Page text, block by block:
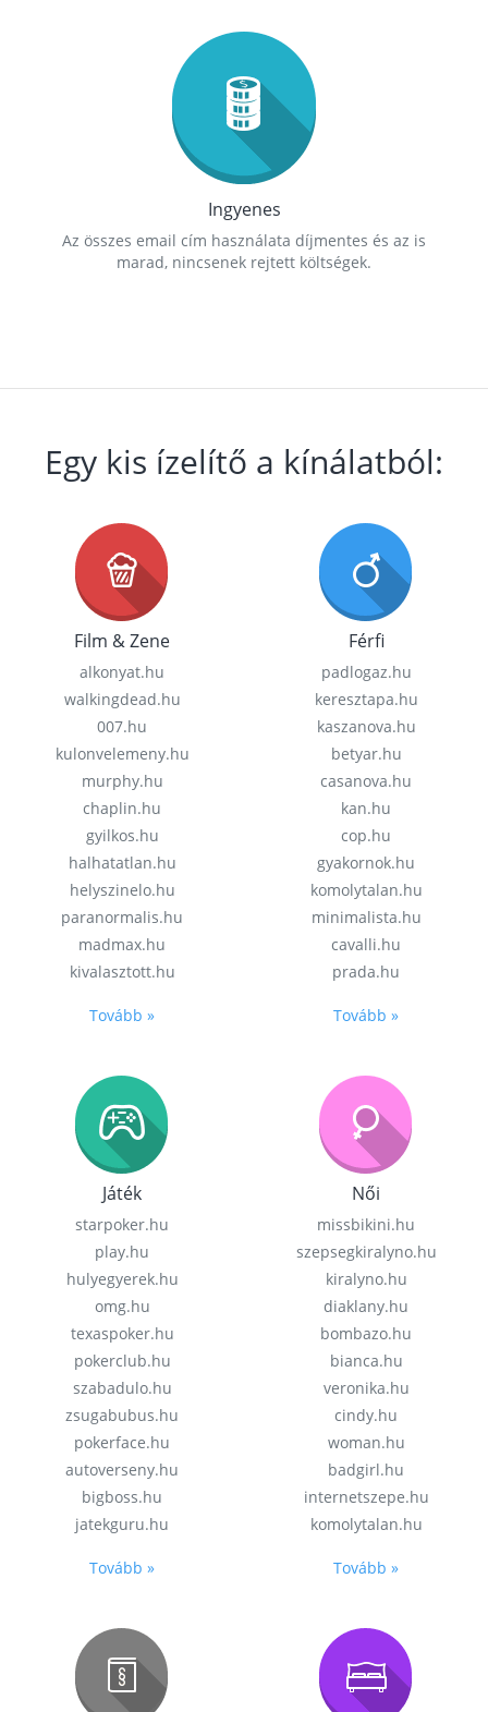
Ingyenes
Az összes email cím használata díjmentes és az is
marad, nincsenek rejtett költségek.
Egy kis ízelítő a kínálatból:
Film & Zene
alkonyat.hu
walkingdead.hu
007.hu
kulonvelemeny.hu
murphy.hu
chaplin.hu
gyilkos.hu
halhatatlan.hu
helyszinelo.hu
paranormalis.hu
madmax.hu
kivalasztott.hu
Tovább »
Férfi
padlogaz.hu
keresztapa.hu
kaszanova.hu
betyar.hu
casanova.hu
kan.hu
cop.hu
gyakornok.hu
komolytalan.hu
minimalista.hu
cavalli.hu
prada.hu
Tovább »
Játék
starpoker.hu
play.hu
hulyegyerek.hu
omg.hu
texaspoker.hu
pokerclub.hu
szabadulo.hu
zsugabubus.hu
pokerface.hu
autoverseny.hu
bigboss.hu
jatekguru.hu
Tovább »
Női
missbikini.hu
szepsegkiralyno.hu
kiralyno.hu
diaklany.hu
bombazo.hu
bianca.hu
veronika.hu
cindy.hu
woman.hu
badgirl.hu
internetszepe.hu
komolytalan.hu
Tovább »